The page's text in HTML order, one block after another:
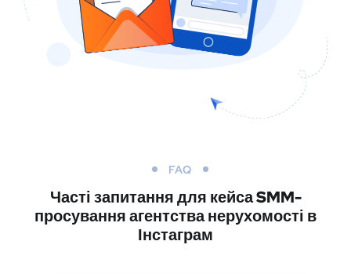
FAQ
Часті запитання для кейса SMM-
просування агентства нерухомості в
Інстаграм